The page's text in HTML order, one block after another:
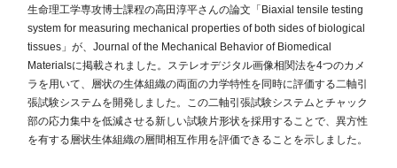
生命理工学専攻博士課程の高田淳平さんの論文「Biaxial tensile testing
system for measuring mechanical properties of both sides of biological
tissues」が、Journal of the Mechanical Behavior of Biomedical
Materialsに掲載されました。ステレオデジタル画像相関法を4つのカメ
ラを用いて、層状の生体組織の両面の力学特性を同時に評価する二軸引
張試験システムを開発しました。この二軸引張試験システムとチャック
部の応力集中を低減させる新しい試験片形状を採用することで、異方性
を有する層状生体組織の層間相互作用を評価できることを示しました。